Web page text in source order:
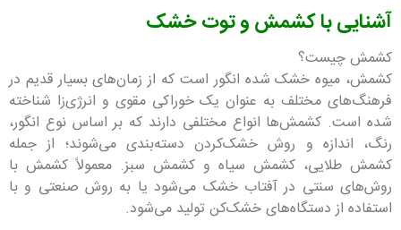
آشنایی با کشمش و توت خشک
کشمش چیست؟
کشمش، میوه خشک شده انگور است که از زمان‌های بسیار قدیم در
فرهنگ‌های مختلف به عنوان یک خوراکی مقوی و انرژی‌زا شناخته
شده است. کشمش‌ها انواع مختلفی دارند که بر اساس نوع انگور،
رنگ، اندازه و روش خشک‌کردن دسته‌بندی می‌شوند؛ از جمله
کشمش طلایی، کشمش سیاه و کشمش سبز. معمولاً کشمش با
روش‌های سنتی در آفتاب خشک می‌شود یا به روش صنعتی و با
استفاده از دستگاه‌های خشک‌کن تولید می‌شود.